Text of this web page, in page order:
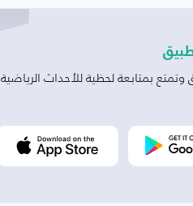
بمتابعة لحظية للأحداث الرياضية